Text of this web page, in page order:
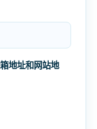
地址和网站地